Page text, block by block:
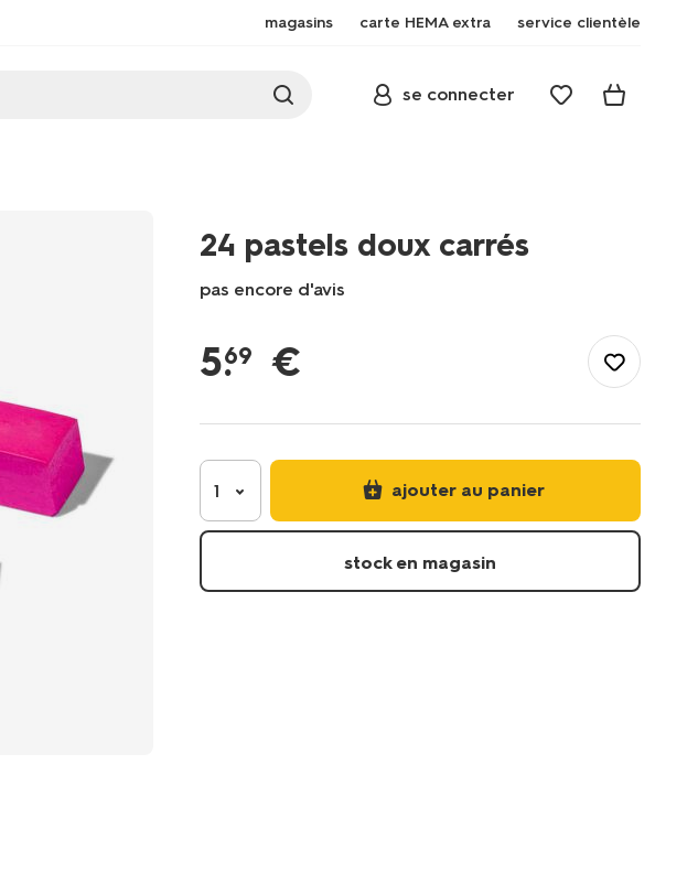
magasins carte HEMA extra service clientèle
se connecter
24 pastels doux carrés
pas encore d'avis
jeux-
carres-
60720065.html
5.
69 €
1 ajouter au panier
stock en magasin